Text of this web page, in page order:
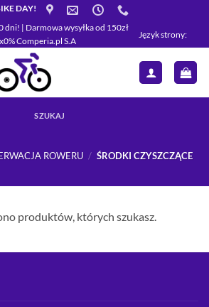
DAY!
dni! | Darmowa wysyłka od 150zł
Comperia.pl S.A
Język strony:
SZUKAJ
ROWERU / ŚRODKI CZYSZCZĄCE
produktów, których szukasz.